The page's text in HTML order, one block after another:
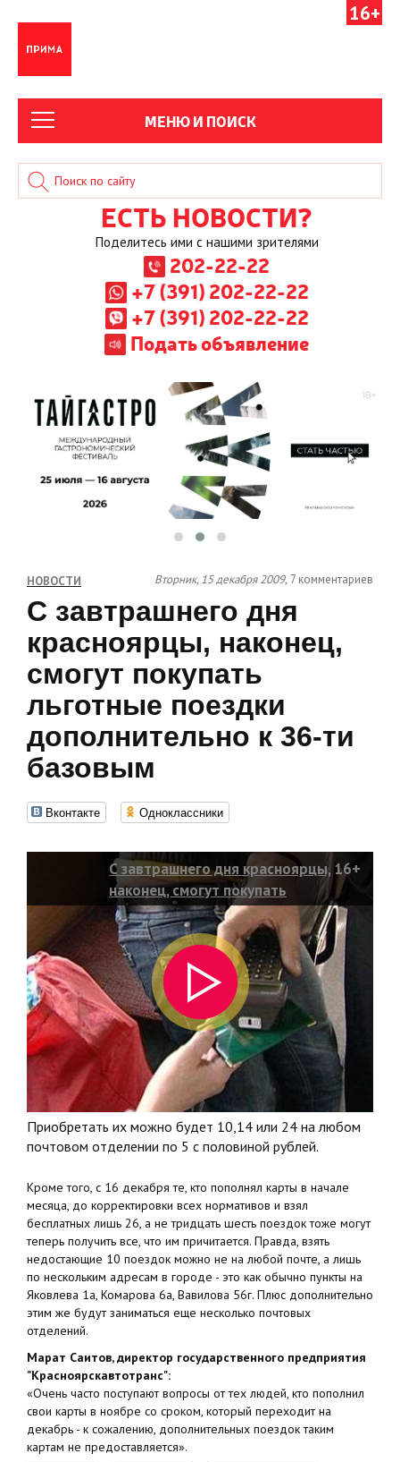
16+
МЕНЮ И ПОИСК
ЕСТЬ НОВОСТИ?
Поделитесь ими с нашими зрителями
202-22-22
+7 (391) 202-22-22
+7 (391) 202-22-22
Подать объявление
НОВОСТИ Вторник, 15 декабря 2009, 7 комментариев
С завтрашнего дня
красноярцы, наконец,
смогут покупать
льготные поездки
дополнительно к 36-ти
базовым
Вконтакте Одноклассники
С завтрашнего дня красноярцы,
наконец, смогут покупать
льготные поездки дополнительно
к 36-ти базовым
16+
Приобретать их можно будет 10,14 или 24 на любом
почтовом отделении по 5 с половиной рублей.
Кроме того, с 16 декабря те, кто пополнял карты в начале
месяца, до корректировки всех нормативов и взял
бесплатных лишь 26, а не тридцать шесть поездок тоже могут
теперь получить все, что им причитается. Правда, взять
недостающие 10 поездок можно не на любой почте, а лишь
по нескольким адресам в городе - это как обычно пункты на
Яковлева 1а, Комарова 6а, Вавилова 56г. Плюс дополнительно
этим же будут заниматься еще несколько почтовых
отделений.
Марат Саитов, директор государственного предприятия
"Красноярскавтотранс":
«Очень часто поступают вопросы от тех людей, кто пополнил
свои карты в ноябре со сроком, который переходит на
декабрь - к сожалению, дополнительных поездок таким
картам не предоставляется».